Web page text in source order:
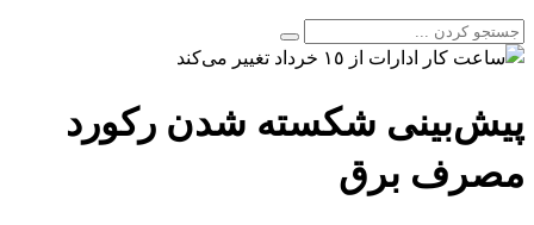
پیش‌بینی شکسته شدن رکورد
مصرف برق